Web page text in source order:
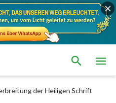
der Heiligen Schrift
Das neue Testament
Markus